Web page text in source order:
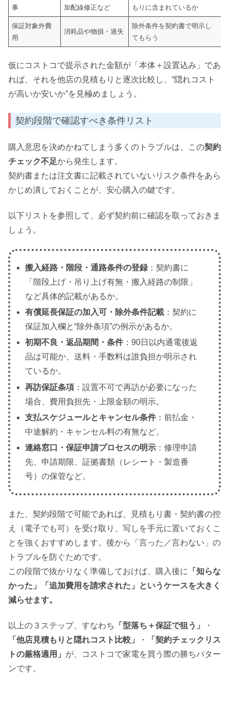
事
加配線修正など
もりに含まれているか
保証対象外費
用
消耗品や物損・過失
除外条件を契約書で明示し
てもらう
仮にコストコで提示された金額が「本体＋設置込み」であ
れば、それを他店の見積もりと逐次比較し、“隠れコスト
が高いか安いか”を見極めましょう。
契約段階で確認すべき条件リスト
購入意思を決めかねてしまう多くのトラブルは、この契約
チェック不足から発生します。
契約書または注文書に記載されていないリスク条件をあら
かじめ潰しておくことが、安心購入の鍵です。
以下リストを参照して、必ず契約前に確認を取っておきま
しょう。
搬入経路・階段・通路条件の登録 ：契約書に
「階段上げ・吊り上げ有無・搬入経路の制限」
など具体的記載があるか。
有償延長保証の加入可・除外条件記載 ：契約に
保証加入欄と“除外条項”の例示があるか。
初期不良・返品期間・条件 ：90日以内通電後返
品は可能か、送料・手数料は誰負担か明示され
ているか。
再訪保証条項 ：設置不可で再訪が必要になった
場合、費用負担先・上限金額の明示。
支払スケジュールとキャンセル条件 ：前払金・
中途解約・キャンセル料の有無など。
連絡窓口・保証申請プロセスの明示 ：修理申請
先、申請期限、証拠書類（レシート・製造番
号）の保管など。
また、契約段階で可能であれば、見積もり書・契約書の控
え（電子でも可）を受け取り、写しを手元に置いておくこ
とを強くおすすめします。後から「言った／言わない」の
トラブルを防ぐためです。
この段階で抜かりなく準備しておけば、購入後に
「知らな
かった」「追加費用を請求された」というケースを大きく
減らせます。
以上の３ステップ、すなわち 「型落ち＋保証で狙う」
・
「他店見積もりと隠れコスト比較」
・
「契約チェックリス
トの厳格適用」 が、コストコで家電を買う際の勝ちパター
ンです。